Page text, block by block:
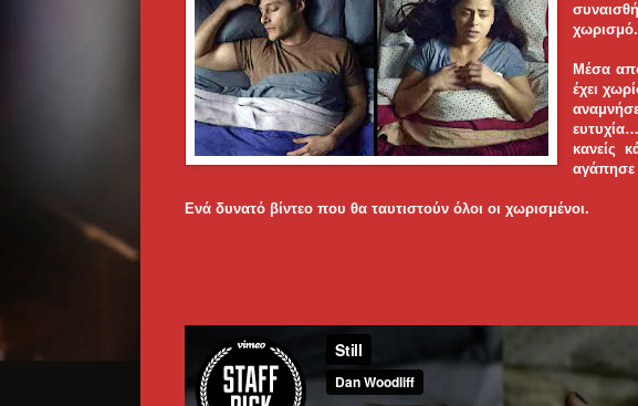
χωρισμό.
Μέσα
έχει
κανείς
αγάπησε
Ενά δυνατό βίντεο που θα ταυτιστούν όλοι οι χωρισμένοι.